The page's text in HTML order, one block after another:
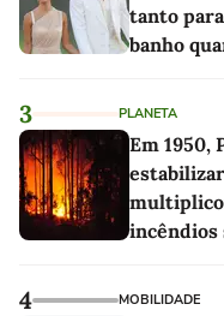
tanto
banho
3 PLANETA
Em 1950,
incêndios
4 MOBILIDADE